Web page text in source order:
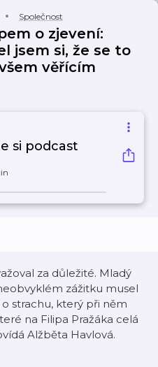
Společnost
o zjevení:
jsem si, že se to
věřícím
si podcast
za důležité. Mladý
zážitku musel
strachu, který při něm
na Filipa Pražáka celá
Alžběta Havlová.